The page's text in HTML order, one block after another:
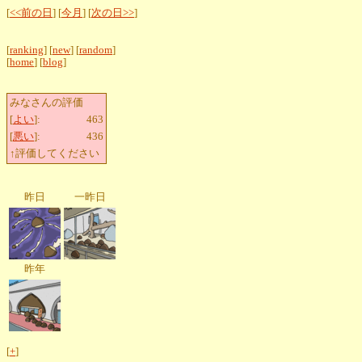
[<<前の日 ] [今月 ] [次の日>>]
[ranking] [new] [random]
[home] [blog]
みなさんの評価
[よい]:
463
[悪い]:
436
↑評価してください
昨日 一昨日
昨年
[+]